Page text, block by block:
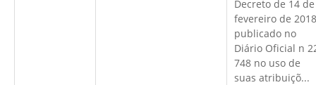
Decreto de 14 de
fevereiro de 2018
publicado no
Diário Oficial n
748 no uso de
suas atribuiçõ...